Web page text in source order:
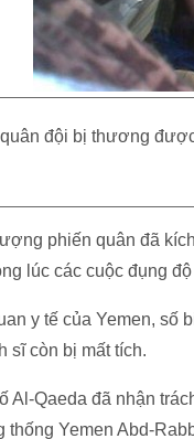
đội bị thương
phiến quân đã
lúc các cuộc đụng
y tế của Yemen, số
sĩ còn bị mất tích.
Al-Qaeda đã nhận
thống Yemen Abd-